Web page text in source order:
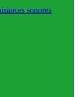
sonores